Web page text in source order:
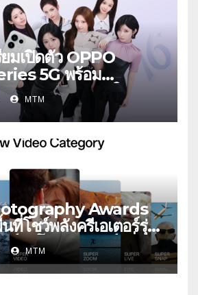
มเปิดตัว OPPO
5G พร้อม
ใน
Girls ชวนสัมผัส
ถ่ายภาพมุมกว้างพิเศษที่
กขั้น กับ 4 สี 4 เทรนดี้
MTM
Awards
ที่โชว์พลังครีเอเตอร์รุ่น
ด์วิดีโอคอนเทนต์ เพิ่ม
Video” ครั้งแรก
MTM